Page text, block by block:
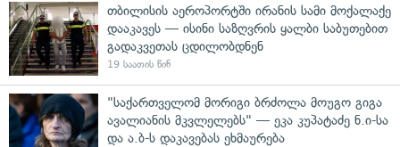
თბილისის აეროპორტში ირანის სამი მოქალაქე
დააკავეს — ისინი საზღვრის ყალბი საბუთებით
გადაკვეთას ცდილობდნენ
19 საათის წინ
"საქართველომ მორიგი ბრძოლა მოუგო გიგა
ავალიანის მკვლელებს" — ეკა კუპატაძე ნ.ი-სა
და ა.ბ-ს დაკავებას ეხმაურება